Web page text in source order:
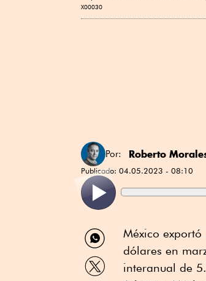
X00030
Por: Roberto
Publicado: 04.05.2023 - 08:10
Compartir
por
WhatsApp
Compartir
por
México
dólares en
interanual de